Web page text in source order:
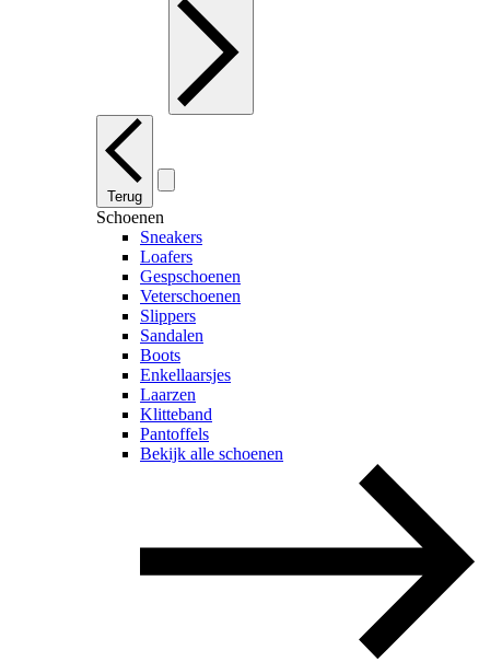
Terug
Schoenen
Sneakers
Loafers
Gespschoenen
Veterschoenen
Slippers
Sandalen
Boots
Enkellaarsjes
Laarzen
Klitteband
Pantoffels
Bekijk alle schoenen